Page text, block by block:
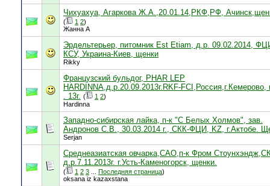
Чихуахуа, Агаркова Ж.А.,20.01.14,РКФ,РФ,
( 1 2)
Жанна А
Эрдельтерьер, питомник Est Etiam, д.р. 09.02.2014,
КСУ, Украина-Киев, щенки
Rikky
Французский бульдог, PHAR LEP
HARDINNA,д.р.20.09.2013г.RKF-FCI,Россия,г.Кемерово,
. 13г. ( 1 2)
Hardinna
Западно-сибирская лайка, п-к "С Белых Холмов", зав.
Андронов С.В., 30.03.2014 г., СКК-ФЦИ, KZ, г.Актобе.
Serjan
Среднеазиатская овчарка,САО,п-к Фром
д.р.7.11.2013г. г.Усть-Каменогорск, щенки.
( 1 2 3 Последняя страница)
oksana iz kazaxstana